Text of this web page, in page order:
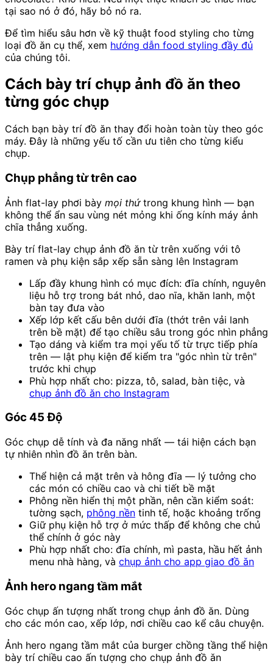
tại sao nó ở đó, hãy bỏ nó ra.
Để tìm hiểu sâu hơn về kỹ thuật food styling cho từng
loại đồ ăn cụ thể, xem hướng dẫn food styling đầy đủ
của chúng tôi.
Cách bày trí chụp ảnh đồ ăn theo
từng góc chụp
Cách bạn bày trí đồ ăn thay đổi hoàn toàn tùy theo góc
máy. Đây là những yếu tố cần ưu tiên cho từng kiểu
chụp.
Chụp phẳng từ trên cao
Ảnh flat-lay phơi bày mọi thứtrong khung hình — bạn
không thể ẩn sau vùng nét mỏng khi ống kính máy ảnh
chĩa thẳng xuống.
Bày trí flat-lay chụp ảnh đồ ăn từ trên xuống với tô
ramen và phụ kiện sắp xếp sẵn sàng lên Instagram
Lấp đầy khung hình có mục đích: đĩa chính, nguyên
liệu hỗ trợ trong bát nhỏ, dao nĩa, khăn lanh, một
bàn tay đưa vào
Xếp lớp kết cấu bên dưới đĩa (thớt trên vải lanh
trên bề mặt) để tạo chiều sâu trong góc nhìn phẳng
Tạo dáng và kiểm tra mọi yếu tố từ trực tiếp phía
trên — lật phụ kiện để kiểm tra "góc nhìn từ trên"
trước khi chụp
Phù hợp nhất cho: pizza, tô, salad, bàn tiệc, và
chụp ảnh đồ ăn cho Instagram
Góc 45 Độ
Góc chụp dễ tính và đa năng nhất — tái hiện cách bạn
tự nhiên nhìn đồ ăn trên bàn.
Thể hiện cả mặt trên và hông đĩa — lý tưởng cho
các món có chiều cao và chi tiết bề mặt
Phông nền hiển thị một phần, nên cần kiểm soát:
tường sạch, phông nền tinh tế, hoặc khoảng trống
Giữ phụ kiện hỗ trợ ở mức thấp để không che chủ
thể chính ở góc này
Phù hợp nhất cho: đĩa chính, mì pasta, hầu hết ảnh
menu nhà hàng, và chụp ảnh cho app giao đồ ăn
Ảnh hero ngang tầm mắt
Góc chụp ấn tượng nhất trong chụp ảnh đồ ăn. Dùng
cho các món cao, xếp lớp, nơi chiều cao kể câu chuyện.
Ảnh hero ngang tầm mắt của burger chồng tầng thể hiện
bày trí chiều cao ấn tượng cho chụp ảnh đồ ăn